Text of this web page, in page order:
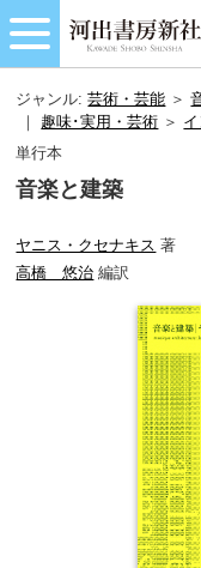
ジャンル:芸術・芸能 ＞
｜ 趣味･実用・芸術 ＞
単行本
音楽と建築
ヤニス・クセナキス 著
高橋 悠治 編訳